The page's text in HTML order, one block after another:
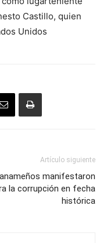
Castillo, quien
Unidos
Artículo siguiente
manifestaron
la corrupción en fecha
histórica